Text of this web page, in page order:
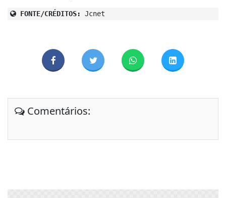
FONTE/CRÉDITOS: Jcnet
Comentários: